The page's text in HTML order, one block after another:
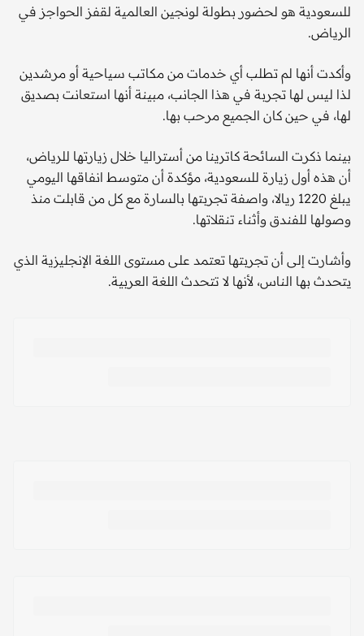
للسعودية هو لحضور بطولة لونجين العالمية لقفز الحواجز في
الرياض.
وأكدت أنها لم تطلب أي خدمات من مكاتب سياحية أو مرشدين
لذا ليس لها تجربة في هذا الجانب، مبينة أنها استعانت بصديق
لها، في حين كان الجميع مرحب بها.
بينما ذكرت السائحة كاترينا من أستراليا خلال زيارتها للرياض،
أن هذه أول زيارة للسعودية، مؤكدة أن متوسط انفاقها اليومي
يبلغ 1220 ريالا، واصفة تجربتها بالسارة مع كل من قابلت منذ
وصولها للفندق وأثناء تنقلاتها.
وأشارت إلى أن تجربتها تعتمد على مستوى اللغة الإنجليزية الذي
يتحدث بها الناس، لأنها لا تتحدث اللغة العربية.